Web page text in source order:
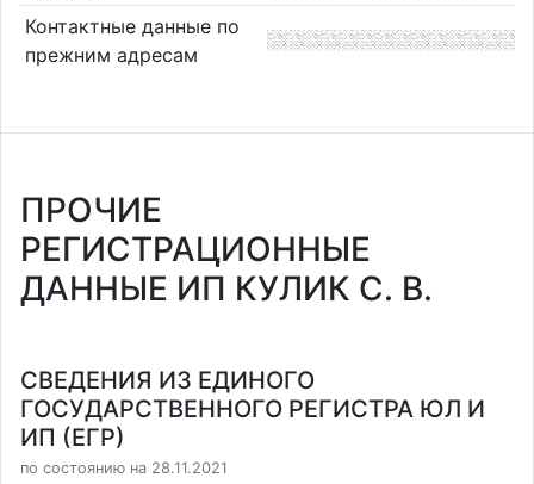
Контактные данные по
прежним адресам
ПРОЧИЕ
РЕГИСТРАЦИОННЫЕ
ДАННЫЕ ИП КУЛИК С. В.
СВЕДЕНИЯ ИЗ ЕДИНОГО
ГОСУДАРСТВЕННОГО РЕГИСТРА ЮЛ И
ИП (ЕГР)
по состоянию на 28.11.2021